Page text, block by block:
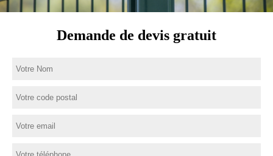
Demande de devis gratuit